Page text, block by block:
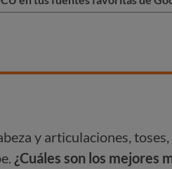
y articulaciones, toses,
¿Cuáles son los mejores